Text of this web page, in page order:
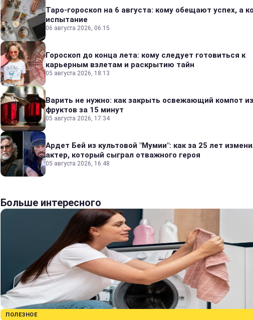
Таро-гороскоп на 6 августа: кому обещают успех, а
испытание
06 августа 2026, 06:15
Гороскоп до конца лета: кому следует готовиться к
карьерным взлетам и раскрытию тайн
05 августа 2026, 18:13
Варить не нужно: как закрыть освежающий компот
фруктов за 15 минут
05 августа 2026, 17:34
Ардет Бей из культовой "Мумии": как за 25 лет
актер, который сыграл отважного героя
05 августа 2026, 16:48
Больше интересного
ПОЛЕЗНОЕ